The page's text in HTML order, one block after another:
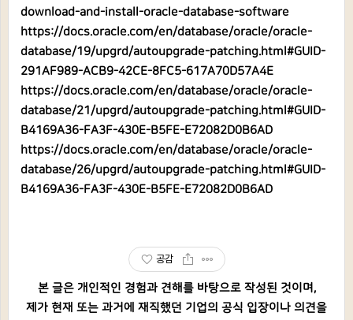
download-and-install-oracle-database-software
https://docs.oracle.com/en/database/oracle/oracle-
database/19/upgrd/autoupgrade-patching.html#GUID-
291AF989-ACB9-42CE-8FC5-617A70D57A4E
https://docs.oracle.com/en/database/oracle/oracle-
database/21/upgrd/autoupgrade-patching.html#GUID-
B4169A36-FA3F-430E-B5FE-E72082D0B6AD
https://docs.oracle.com/en/database/oracle/oracle-
database/26/upgrd/autoupgrade-patching.html#GUID-
B4169A36-FA3F-430E-B5FE-E72082D0B6AD
공감
본 글은 개인적인 경험과 견해를 바탕으로 작성된 것이며,
제가 현재 또는 과거에 재직했던 기업의 공식 입장이나 의견을